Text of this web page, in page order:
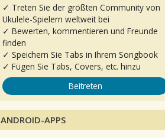
✓ Treten Sie der größten Community von
Ukulele-Spielern weltweit bei
✓ Bewerten, kommentieren und Freunde
finden
✓ Speichern Sie Tabs in Ihrem Songbook
✓ Fügen Sie Tabs, Covers, etc. hinzu
Beitreten
ANDROID-APPS